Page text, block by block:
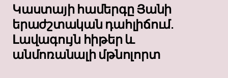
Կաստայի համերգը Յանի
երաժշտական ​​դահլիճում.
Լավագույն հիթեր և
անմոռանալի մթնոլորտ